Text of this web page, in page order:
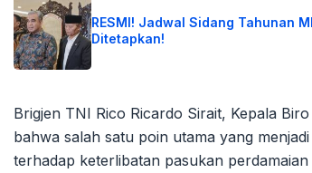
RESMI! Jadwal Sidang Tahunan
Ditetapkan!
Brigjen TNI Rico Ricardo Sirait, Kepala
bahwa salah satu poin utama yang
terhadap keterlibatan pasukan